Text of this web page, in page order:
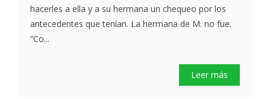
hacerles a ella y a su hermana un chequeo por los
antecedentes que tenían. La hermana de M. no fue.
“Co...
Leer más